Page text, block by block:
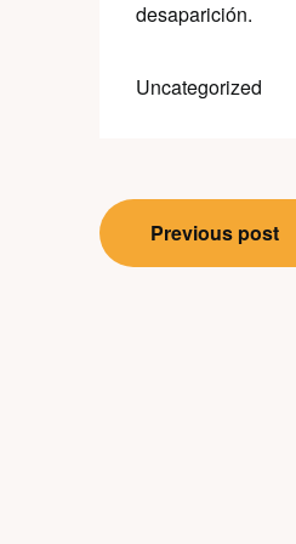
desaparición.
Uncategorized
Post
navigation
Previous post